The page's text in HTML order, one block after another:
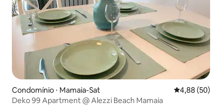
Condomínio ⋅ Mamaia-Sat 4,88 de uma
4,88 (50)
Deko 99 Apartment @ Alezzi Beach Mamaia